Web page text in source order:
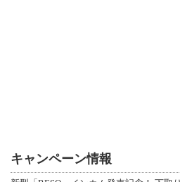
キャンペーン情報